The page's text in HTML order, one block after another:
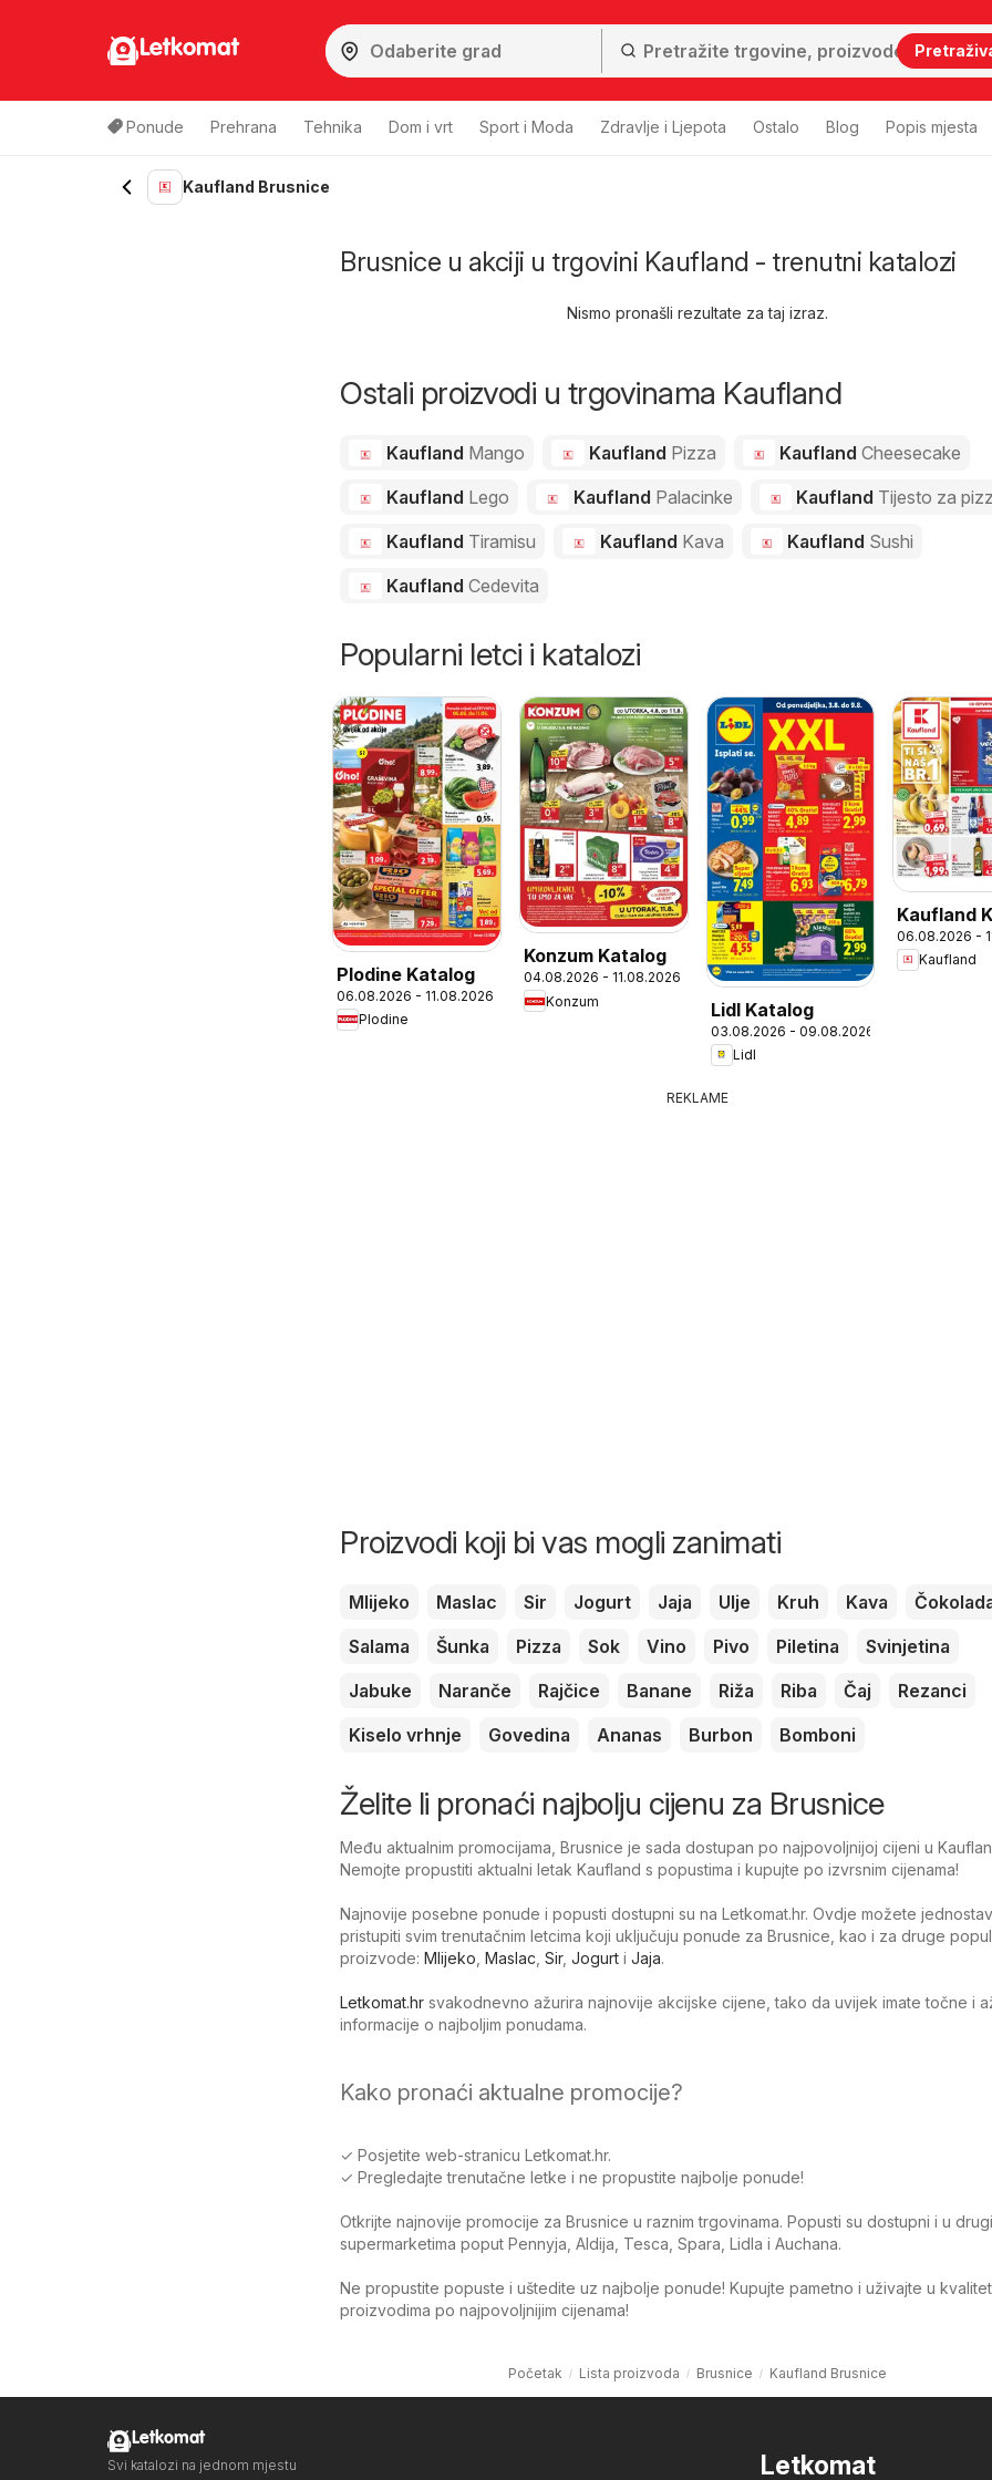
Letkomat
Ponude Prehrana Tehnika Dom i vrt Sport i Moda Zdravlje i Ljepota Ostalo Blog Popis mjesta
Kaufland Brusnice
Brusnice u akciji u trgovini Kaufland - trenutni katalozi
Nismo pronašli rezultate za taj izraz.
Ostali proizvodi u trgovinama Kaufland
Kaufland Mango Kaufland Pizza KauflandCheesecake
Kaufland Lego Kaufland Palacinke Kaufland Tijesto za
Kaufland Tiramisu Kaufland Kava Kaufland Sushi
Kaufland Cedevita
Popularni letci i katalozi
Plodine Katalog
06.08.2026 - 11.08.2026
Plodine
Konzum Katalog
04.08.2026 - 11.08.2026
Konzum
Lidl Katalog
03.08.2026 - 09.08.2026
Lidl
Kaufland
06.08.2026 -
Kaufland
REKLAME
Proizvodi koji bi vas mogli zanimati
Mlijeko Maslac Sir Jogurt Jaja Ulje Kruh Kava
Salama
Šunka Pizza Sok Vino Pivo Piletina
Svinjetina
Jabuke
Naranče Rajčice Banane Riža Riba Čaj
Rezanci
Kiselo vrhnje
Govedina Ananas Burbon Bomboni
Želite li pronaći najbolju cijenu za Brusnice
Među aktualnim promocijama, Brusnice je sada dostupan po najpovoljnijoj cijeni u
Nemojte propustiti aktualni letak Kaufland s popustima i kupujte po izvrsnim cijenama!
Najnovije posebne ponude i popusti dostupni su na Letkomat.hr. Ovdje možete
pristupiti svim trenutačnim letcima koji uključuju ponude za Brusnice, kao i za druge
proizvode: Mlijeko Maslac Sir, Jogurt i Jaja.
Letkomat.hr svakodnevno ažurira najnovije akcijske cijene, tako da uvijek imate točne i
informacije o najboljim ponudama.
Kako pronaći aktualne promocije?
✓ Posjetite web-stranicu Letkomat.hr.
✓ Pregledajte trenutačne letke i ne propustite najbolje ponude!
Otkrijte najnovije promocije za Brusnice u raznim trgovinama. Popusti su dostupni i u
supermarketima poput Pennyja, Aldija, Tesca, Spara, Lidla i Auchana.
Ne propustite popuste i uštedite uz najbolje ponude! Kupujte pametno i uživajte u
proizvodima po najpovoljnijim cijenama!
Početak Lista proizvoda Brusnice Kaufland Brusnice
Letkomat
Letkomat
Svi katalozi na jednom mjestu